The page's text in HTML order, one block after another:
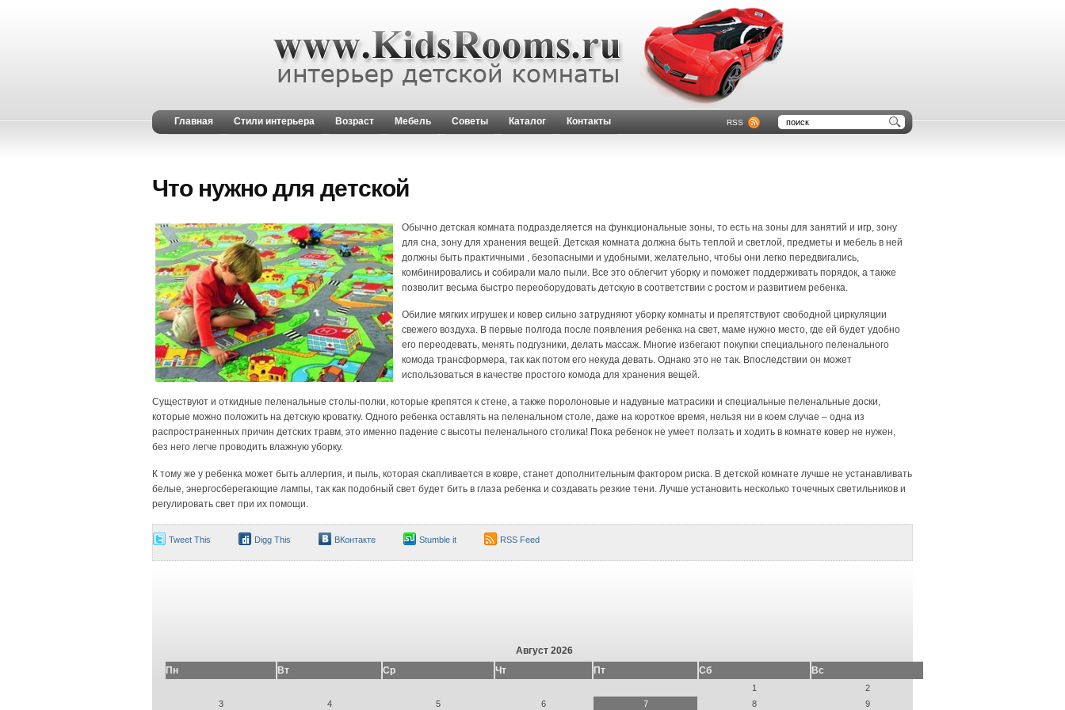
Главная Стили интерьера Возраст Мебель Советы Каталог Контакты RSS
Что нужно для детской
Обычно детская комната подразделяется на функциональные зоны, то есть на зоны для занятий и игр, зону
для сна, зону для хранения вещей. Детская комната должна быть теплой и светлой, предметы и мебель в ней
должны быть практичными , безопасными и удобными, желательно, чтобы они легко передвигались,
комбинировались и собирали мало пыли. Все это облегчит уборку и поможет поддерживать порядок, а также
позволит весьма быстро переоборудовать детскую в соответствии с ростом и развитием ребенка.
Обилие мягких игрушек и ковер сильно затрудняют уборку комнаты и препятствуют свободной циркуляции
свежего воздуха. В первые полгода после появления ребенка на свет, маме нужно место, где ей будет удобно
его переодевать, менять подгузники, делать массаж. Многие избегают покупки специального пеленального
комода трансформера, так как потом его некуда девать. Однако это не так. Впоследствии он может
использоваться в качестве простого комода для хранения вещей.
Существуют и откидные пеленальные столы-полки, которые крепятся к стене, а также поролоновые и надувные матрасики и специальные пеленальные доски,
которые можно положить на детскую кроватку. Одного ребенка оставлять на пеленальном столе, даже на короткое время, нельзя ни в коем случае – одна из
распространенных причин детских травм, это именно падение с высоты пеленального столика! Пока ребенок не умеет ползать и ходить в комнате ковер не нужен,
без него легче проводить влажную уборку.
К тому же у ребенка может быть аллергия, и пыль, которая скапливается в ковре, станет дополнительным фактором риска. В детской комнате лучше не устанавливать
белые, энергосберегающие лампы, так как подобный свет будет бить в глаза ребенка и создавать резкие тени. Лучше установить несколько точечных светильников и
регулировать свет при их помощи.
Tweet This Digg This ВКонтакте Stumble it RSS Feed
Август 2026
Пн
Вт Ср Чт Пт Сб Вс
1
2
3
4 5 6 7 8 9